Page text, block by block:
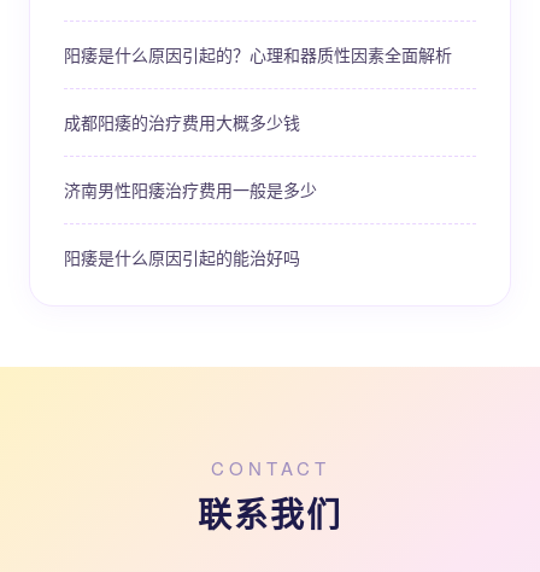
阳痿是什么原因引起的？心理和器质性因素全面解析
成都阳痿的治疗费用大概多少钱
济南男性阳痿治疗费用一般是多少
阳痿是什么原因引起的能治好吗
CONTACT
联系我们